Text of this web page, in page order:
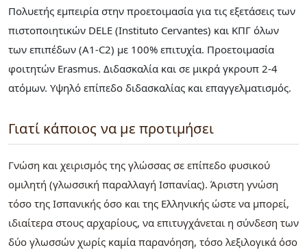
Πολυετής εμπειρία στην προετοιμασία για τις εξετάσεις των
πιστοποιητικών DELE (Instituto Cervantes) και ΚΠΓ όλων
των επιπέδων (Α1-C2) με 100% επιτυχία. Προετοιμασία
φοιτητών Erasmus. Διδασκαλία και σε μικρά γκρουπ 2-4
ατόμων. Υψηλό επίπεδο διδασκαλίας και επαγγελματισμός.
Γιατί κάποιος να με προτιμήσει
Γνώση και χειρισμός της γλώσσας σε επίπεδο φυσικού
ομιλητή (γλωσσική παραλλαγή Ισπανίας). Άριστη γνώση
τόσο της Ισπανικής όσο και της Ελληνικής ώστε να μπορεί,
ιδιαίτερα στους αρχαρίους, να επιτυγχάνεται η σύνδεση των
δύο γλωσσών χωρίς καμία παρανόηση, τόσο λεξιλογικά όσο